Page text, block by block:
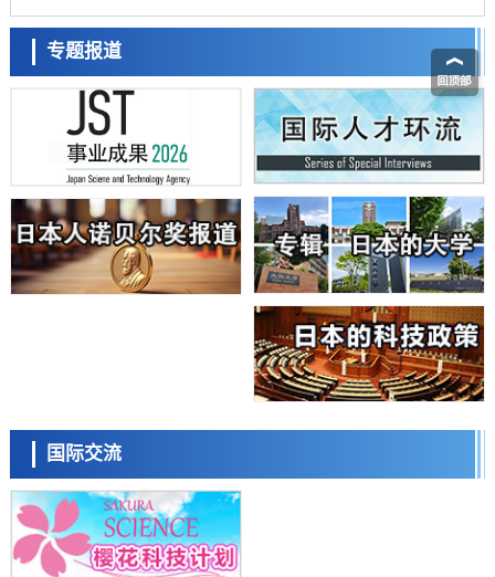
科学研究
立教大学在试管内构建长链人工基因组DNA自我复制系统，有望实现携
带大量基因的人工细胞
日本科研费增设国际共同研究强化新类别，促进青年研究人员赴海外开
经济・社会
铁道综研新任理事长芦谷公稔：依托超导和防灾等核心优势服务社会
科学研究
东京大学通过叶绿体基因组编辑技术强化碳固定酶，成功提高光合作用
能力与生产力
科学研究
藤田医科大学等成功鉴定出非结核分枝杆菌生存的必需基因，首次揭示
【AI法下篇】如何应对AI的不可控性——中央大学平野晋教授专访
的具体对策
科学研究
大阪大学开发基于水氢键网络的温度预测新方法，AI从分子排列信息中
高精度解读
经济・社会
【AI法上篇】如何对“将人生交给AI”保持危机感——中央大学平野晋教
授专访
科学研究
专题报道
国际交流
流员